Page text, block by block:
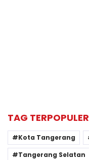
TAG TERPOPULER
Kota Tangerang
Tangerang Selatan